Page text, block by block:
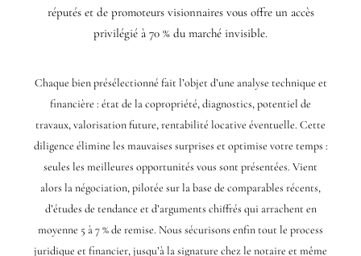
réputés et de promoteurs visionnaires vous offre un accès
privilégié à 70 % du marché invisible.
Chaque bien présélectionné fait l’objet d’une analyse technique et
financière : état de la copropriété, diagnostics, potentiel de
travaux, valorisation future, rentabilité locative éventuelle. Cette
diligence élimine les mauvaises surprises et optimise votre temps :
seules les meilleures opportunités vous sont présentées. Vient
alors la négociation, pilotée sur la base de comparables récents,
d’études de tendance et d’arguments chiffrés qui arrachent en
moyenne 5 à 7 % de remise. Nous sécurisons enfin tout le process
juridique et financier, jusqu’à la signature chez le notaire et même